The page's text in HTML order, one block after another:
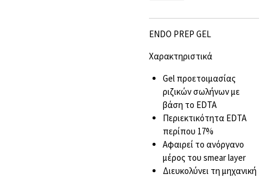
ENDO PREP GEL
Χαρακτηριστικά
Gel προετοιμασίας
ριζικών σωλήνων με
βάση το EDTA
Περιεκτικότητα EDTA
περίπου 17%
Αφαιρεί το ανόργανο
μέρος του smear layer
Διευκολύνει τη μηχανική